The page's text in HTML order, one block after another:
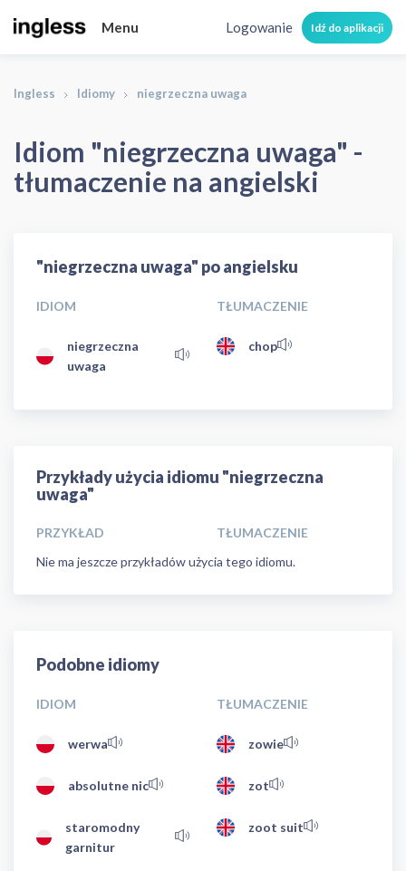
Menu Logowanie Idź do aplikacji
Ingless Idiomy niegrzeczna uwaga
Idiom "niegrzeczna uwaga" -
tłumaczenie na angielski
"niegrzeczna uwaga" po angielsku
IDIOM TŁUMACZENIE
niegrzeczna
uwaga
chop
Przykłady użycia idiomu "niegrzeczna
uwaga"
PRZYKŁAD
TŁUMACZENIE
Nie ma jeszcze przykładów użycia tego idiomu.
Podobne idiomy
IDIOM TŁUMACZENIE
werwa zowie
absolutne nic zot
staromodny
garnitur
zoot suit